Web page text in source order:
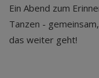
Ein Abend zum
Tanzen -
das weiter geht!